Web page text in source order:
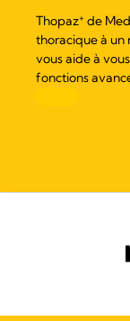
Thopaz+ de
thoracique à un
vous aide à
fonctions